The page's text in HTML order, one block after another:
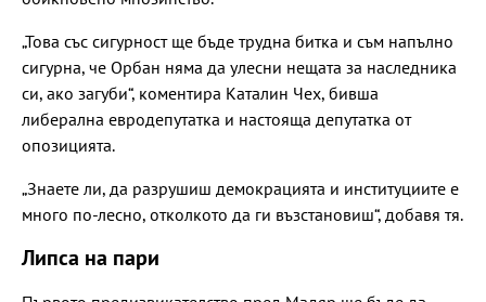
„Това със сигурност ще бъде трудна битка и съм напълно
сигурна, че Орбан няма да улесни нещата за наследника
си, ако загуби“, коментира Каталин Чех, бивша
либерална евродепутатка и настояща депутатка от
опозицията.
„Знаете ли, да разрушиш демокрацията и институциите е
много по-лесно, отколкото да ги възстановиш“, добавя тя.
Липса на пари